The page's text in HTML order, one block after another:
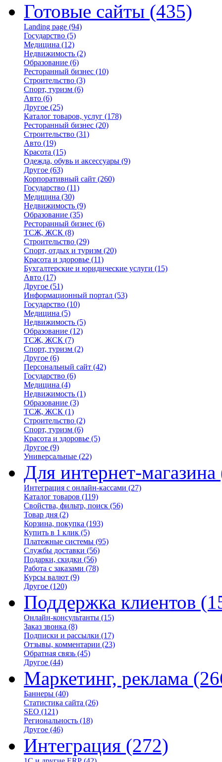
Готовые сайты (435)
Landing page (94)
Государство (5)
Медицина (12)
Недвижимость (2)
Образование (6)
Ресторанный бизнес (10)
Строительство (3)
Спорт, туризм (6)
Авто (6)
Другое (25)
Каталог товаров, услуг (178)
Ресторанный бизнес (20)
Строительство (31)
Авто (19)
Красота (15)
Одежда, обувь и аксессуары (9)
Другое (63)
Корпоративный сайт (260)
Государство (11)
Медицина (30)
Недвижимость (9)
Образование (35)
Ресторанный бизнес (6)
ТСЖ, ЖСК (8)
Строительство (29)
Спорт, отдых и туризм (20)
Красота и здоровье (11)
Бухгалтерские и юридические услуги (15)
Авто (17)
Другое (51)
Информационный портал (53)
Государство (10)
Медицина (5)
Недвижимость (5)
Образование (12)
ТСЖ, ЖСК (7)
Спорт, туризм (2)
Другое (6)
Персональный сайт (42)
Государство (6)
Медицина (4)
Недвижимость (1)
Образование (3)
ТСЖ, ЖСК (1)
Строительство (2)
Спорт, туризм (6)
Красота и здоровье (5)
Другое (9)
Универсальные (22)
Для интернет-магазина
Интеграция с онлайн-кассами (27)
Каталог товаров (119)
Свойства, фильтр, поиск (56)
Товар дня (2)
Корзина, покупка (193)
Купить в 1 клик (5)
Платежные системы (95)
Службы доставки (56)
Подарки, скидки (56)
Работа с заказами (78)
Курсы валют (9)
Другое (120)
Поддержка клиентов
Онлайн-консультанты (15)
Заказ звонка (8)
Подписки и рассылки (17)
Отзывы, комментарии (23)
Обратная связь (45)
Другое (44)
Маркетинг, реклама
Баннеры (40)
Статистика сайта (26)
SEO (121)
Региональность (18)
Другое (46)
Интеграция (272)